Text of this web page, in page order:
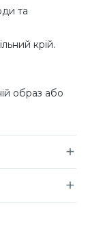
та
крій.
образ або